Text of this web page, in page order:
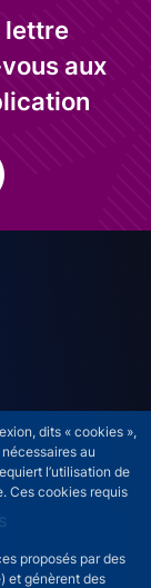
dits « cookies »,
au
l’utilisation de
Ces cookies requis
proposés par des
et génèrent des
lettre
aux